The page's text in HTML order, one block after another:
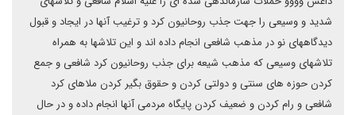
شدید و وسیعی را جهت جذب روحانیون کرد و ترغیب آنها در ایجاد و قبول
دیدگاههای نو در مذهب شافعی انجام داده اند و این تلاشها به همراه
تلاشهای وسیعی که مذهب شیعه برای جذب روحانیون کرد شافعی و جمع
کردن حوزه های سنتی و دولتی کردن و حقوق بگیر کردن ملاهای کرد
شافعی و رام کردن و ضعیف کردن پایگاه مردمی آنها انجام داده و در حال